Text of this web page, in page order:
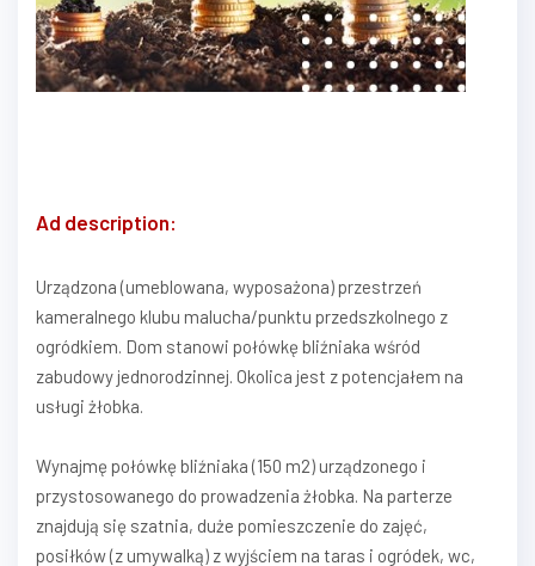
Ad description:
Urządzona (umeblowana, wyposażona) przestrzeń
kameralnego klubu malucha/punktu przedszkolnego z
ogródkiem. Dom stanowi połówkę bliźniaka wśród
zabudowy jednorodzinnej. Okolica jest z potencjałem na
usługi żłobka.
Wynajmę połówkę bliźniaka (150 m2) urządzonego i
przystosowanego do prowadzenia żłobka. Na parterze
znajdują się szatnia, duże pomieszczenie do zajęć,
posiłków (z umywalką) z wyjściem na taras i ogródek, wc,